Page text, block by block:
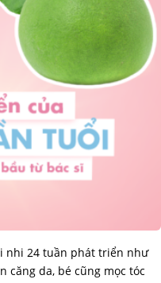
nhi 24 tuần phát triển như
căng da, bé cũng mọc tóc